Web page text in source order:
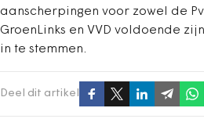
aanscherpingen voor zowel de
GroenLinks en VVD voldoende
in te stemmen.
Deel dit artikel